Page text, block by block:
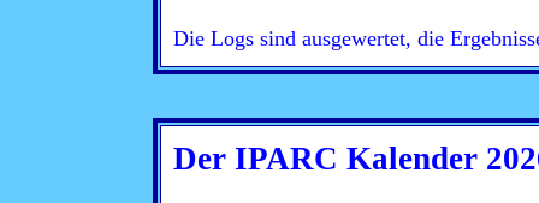
Die Logs sind ausgewertet, die
Der IPARC Kalender